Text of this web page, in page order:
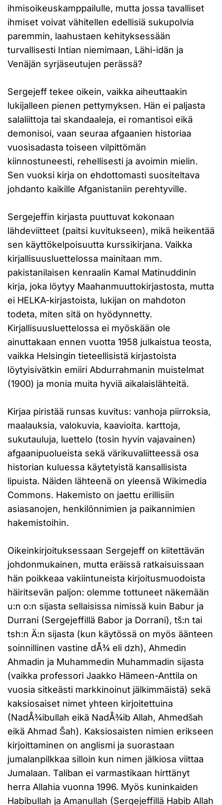
ihmisoikeuskamppailulle, mutta jossa tavalliset
ihmiset voivat vähitellen edellisiä sukupolvia
paremmin, laahustaen kehityksessään
turvallisesti Intian niemimaan, Lähi-idän ja
Venäjän syrjäseutujen perässä?
Sergejeff tekee oikein, vaikka aiheuttaakin
lukijalleen pienen pettymyksen. Hän ei paljasta
salaliittoja tai skandaaleja, ei romantisoi eikä
demonisoi, vaan seuraa afgaanien historiaa
vuosisadasta toiseen vilpittömän
kiinnostuneesti, rehellisesti ja avoimin mielin.
Sen vuoksi kirja on ehdottomasti suositeltava
johdanto kaikille Afganistaniin perehtyville.
Sergejeffin kirjasta puuttuvat kokonaan
lähdeviitteet (paitsi kuvitukseen), mikä heikentää
sen käyttökelpoisuutta kurssikirjana. Vaikka
kirjallisuusluettelossa mainitaan mm.
pakistanilaisen kenraalin Kamal Matinuddinin
kirja, joka löytyy Maahanmuuttokirjastosta, mutta
ei HELKA-kirjastoista, lukijan on mahdoton
todeta, miten sitä on hyödynnetty.
Kirjallisuusluettelossa ei myöskään ole
ainuttakaan ennen vuotta 1958 julkaistua teosta,
vaikka Helsingin tieteellisistä kirjastoista
löytyisivätkin emiiri Abdurrahmanin muistelmat
(1900) ja monia muita hyviä aikalaislähteitä.
Kirjaa piristää runsas kuvitus: vanhoja piirroksia,
maalauksia, valokuvia, kaavioita. karttoja,
sukutauluja, luettelo (tosin hyvin vajavainen)
afgaanipuolueista sekä värikuvaliitteessä osa
historian kuluessa käytetyistä kansallisista
lipuista. Näiden lähteenä on yleensä Wikimedia
Commons. Hakemisto on jaettu erillisiin
asiasanojen, henkilönnimien ja paikannimien
hakemistoihin.
Oikeinkirjoituksessaan Sergejeff on kiitettävän
johdonmukainen, mutta eräissä ratkaisuissaan
hän poikkeaa vakiintuneista kirjoitusmuodoista
häiritsevän paljon: olemme tottuneet näkemään
u:n o:n sijasta sellaisissa nimissä kuin Babur ja
Durrani (Sergejeffillä Babor ja Dorrani), tš:n tai
tsh:n Ä:n sijasta (kun käytössä on myös äänteen
soinnillinen vastine dÅ¾ eli dzh), Ahmedin
Ahmadin ja Muhammedin Muhammadin sijasta
(vaikka professori Jaakko Hämeen-Anttila on
vuosia sitkeästi markkinoinut jälkimmäistä) sekä
kaksiosaiset nimet yhteen kirjoitettuina
(NadÅ¾ibullah eikä NadÅ¾ib Allah, Ahmedšah
eikä Ahmad Šah). Kaksiosaisten nimien erikseen
kirjoittaminen on anglismi ja suorastaan
jumalanpilkkaa silloin kun nimen jälkiosa viittaa
Jumalaan. Taliban ei varmastikaan hirttänyt
herra Allahia vuonna 1996. Myös kuninkaiden
Habibullah ja Amanullah (Sergejeffillä Habib Allah